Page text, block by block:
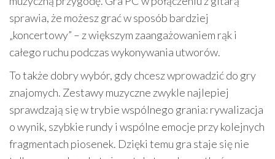
sprawia, że możesz grać w sposób bardziej
„koncertowy” – z większym zaangażowaniem rąk i
całego ruchu podczas wykonywania utworów.
To także dobry wybór, gdy chcesz wprowadzić do gry
znajomych. Zestawy muzyczne zwykle najlepiej
sprawdzają się w trybie wspólnego grania: rywalizacja
o wynik, szybkie rundy i wspólne emocje przy kolejnych
fragmentach piosenek. Dzięki temu gra staje się nie